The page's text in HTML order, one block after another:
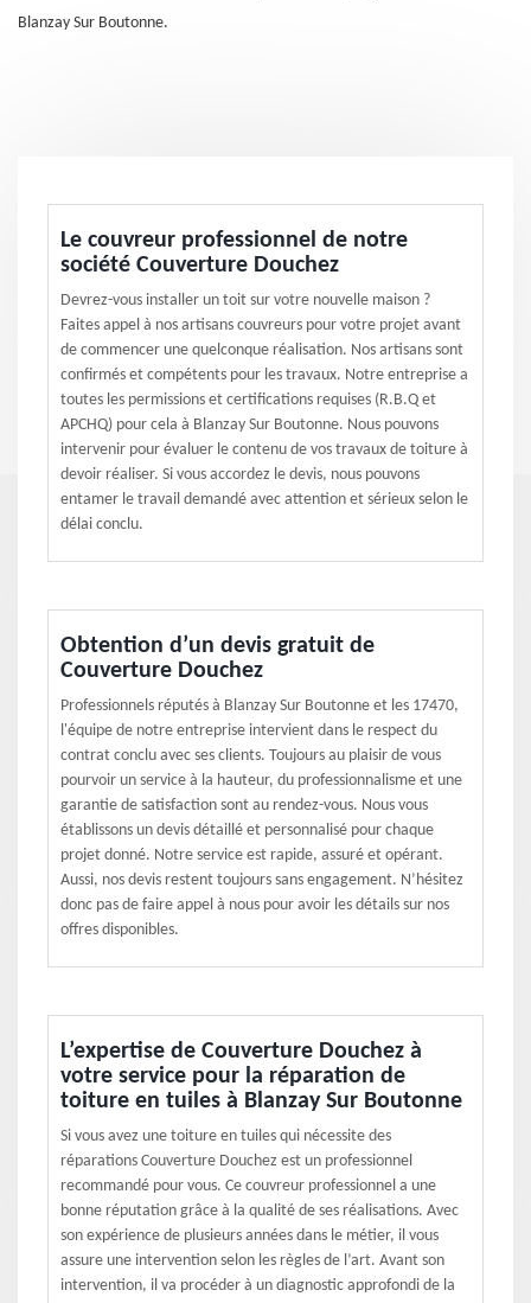
Blanzay Sur Boutonne.
Le couvreur professionnel de notre
société Couverture Douchez
Devrez-vous installer un toit sur votre nouvelle maison ?
Faites appel à nos artisans couvreurs pour votre projet avant
de commencer une quelconque réalisation. Nos artisans sont
confirmés et compétents pour les travaux. Notre entreprise a
toutes les permissions et certifications requises (R.B.Q et
APCHQ) pour cela à Blanzay Sur Boutonne. Nous pouvons
intervenir pour évaluer le contenu de vos travaux de toiture à
devoir réaliser. Si vous accordez le devis, nous pouvons
entamer le travail demandé avec attention et sérieux selon le
délai conclu.
Obtention d’un devis gratuit de
Couverture Douchez
Professionnels réputés à Blanzay Sur Boutonne et les 17470,
l'équipe de notre entreprise intervient dans le respect du
contrat conclu avec ses clients. Toujours au plaisir de vous
pourvoir un service à la hauteur, du professionnalisme et une
garantie de satisfaction sont au rendez-vous. Nous vous
établissons un devis détaillé et personnalisé pour chaque
projet donné. Notre service est rapide, assuré et opérant.
Aussi, nos devis restent toujours sans engagement. N’hésitez
donc pas de faire appel à nous pour avoir les détails sur nos
offres disponibles.
L’expertise de Couverture Douchez à
votre service pour la réparation de
toiture en tuiles à Blanzay Sur Boutonne
Si vous avez une toiture en tuiles qui nécessite des
réparations Couverture Douchez est un professionnel
recommandé pour vous. Ce couvreur professionnel a une
bonne réputation grâce à la qualité de ses réalisations. Avec
son expérience de plusieurs années dans le métier, il vous
assure une intervention selon les règles de l’art. Avant son
intervention, il va procéder à un diagnostic approfondi de la